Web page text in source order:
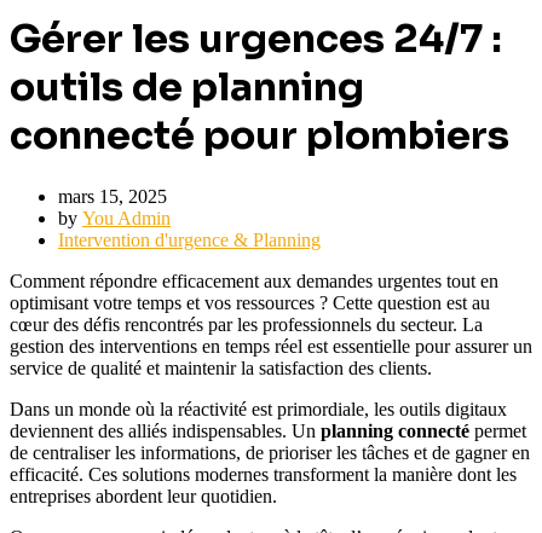
Gérer les urgences 24/7 :
outils de planning
connecté pour plombiers
mars 15, 2025
by You Admin
Intervention d'urgence & Planning
Comment répondre efficacement aux demandes urgentes tout en
optimisant votre temps et vos ressources ? Cette question est au
cœur des défis rencontrés par les professionnels du secteur. La
gestion des interventions en temps réel est essentielle pour assurer un
service de qualité et maintenir la satisfaction des clients.
Dans un monde où la réactivité est primordiale, les outils digitaux
deviennent des alliés indispensables. Un planning connecté permet
de centraliser les informations, de prioriser les tâches et de gagner en
efficacité. Ces solutions modernes transforment la manière dont les
entreprises abordent leur quotidien.